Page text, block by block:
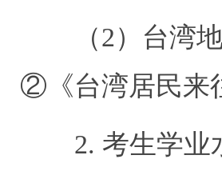
（2）台湾
②《台湾居民来
2. 考生学业